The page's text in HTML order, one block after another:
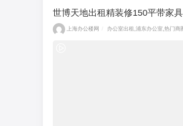
世博天地出租精装修150平带家
上海办公楼网 / 办公室出租 ,浦东办公室,热门商